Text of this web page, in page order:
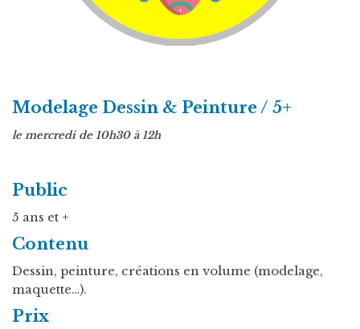
Modelage Dessin & Peinture / 5+
le mercredi de 10h30 à 12h
Public
5 ans et +
Contenu
Dessin, peinture, créations en volume (modelage,
maquette…).
Prix